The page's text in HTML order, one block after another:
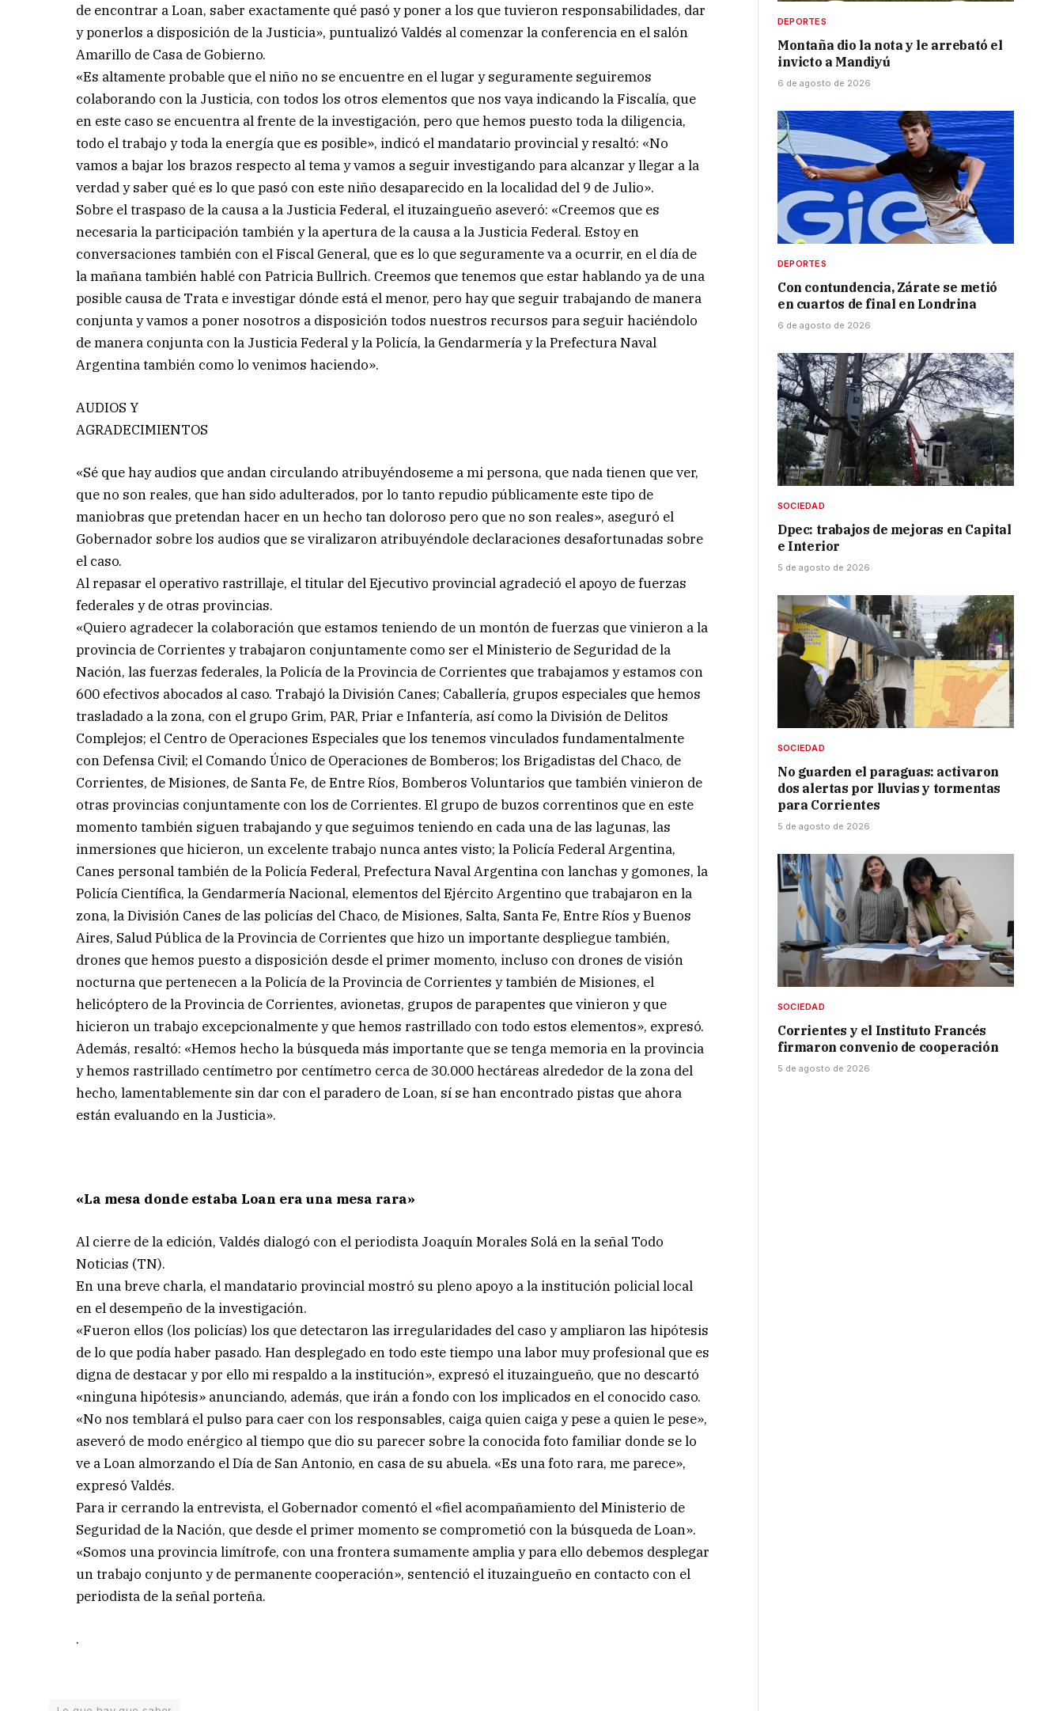
de encontrar a Loan, saber exactamente qué pasó y poner a los que tuvieron responsabilidades, dar
y ponerlos a disposición de la Justicia», puntualizó Valdés al comenzar la conferencia en el salón
Amarillo de Casa de Gobierno.
«Es altamente probable que el niño no se encuentre en el lugar y seguramente seguiremos
colaborando con la Justicia, con todos los otros elementos que nos vaya indicando la Fiscalía, que
en este caso se encuentra al frente de la investigación, pero que hemos puesto toda la diligencia,
todo el trabajo y toda la energía que es posible», indicó el mandatario provincial y resaltó: «No
vamos a bajar los brazos respecto al tema y vamos a seguir investigando para alcanzar y llegar a la
verdad y saber qué es lo que pasó con este niño desaparecido en la localidad del 9 de Julio».
Sobre el traspaso de la causa a la Justicia Federal, el ituzaingueño aseveró: «Creemos que es
necesaria la participación también y la apertura de la causa a la Justicia Federal. Estoy en
conversaciones también con el Fiscal General, que es lo que seguramente va a ocurrir, en el día de
la mañana también hablé con Patricia Bullrich. Creemos que tenemos que estar hablando ya de una
posible causa de Trata e investigar dónde está el menor, pero hay que seguir trabajando de manera
conjunta y vamos a poner nosotros a disposición todos nuestros recursos para seguir haciéndolo
de manera conjunta con la Justicia Federal y la Policía, la Gendarmería y la Prefectura Naval
Argentina también como lo venimos haciendo».
AUDIOS Y
AGRADECIMIENTOS
«Sé que hay audios que andan circulando atribuyéndoseme a mi persona, que nada tienen que ver,
que no son reales, que han sido adulterados, por lo tanto repudio públicamente este tipo de
maniobras que pretendan hacer en un hecho tan doloroso pero que no son reales», aseguró el
Gobernador sobre los audios que se viralizaron atribuyéndole declaraciones desafortunadas sobre
el caso.
Al repasar el operativo rastrillaje, el titular del Ejecutivo provincial agradeció el apoyo de fuerzas
federales y de otras provincias.
«Quiero agradecer la colaboración que estamos teniendo de un montón de fuerzas que vinieron a la
provincia de Corrientes y trabajaron conjuntamente como ser el Ministerio de Seguridad de la
Nación, las fuerzas federales, la Policía de la Provincia de Corrientes que trabajamos y estamos con
600 efectivos abocados al caso. Trabajó la División Canes; Caballería, grupos especiales que hemos
trasladado a la zona, con el grupo Grim, PAR, Priar e Infantería, así como la División de Delitos
Complejos; el Centro de Operaciones Especiales que los tenemos vinculados fundamentalmente
con Defensa Civil; el Comando Único de Operaciones de Bomberos; los Brigadistas del Chaco, de
Corrientes, de Misiones, de Santa Fe, de Entre Ríos, Bomberos Voluntarios que también vinieron de
otras provincias conjuntamente con los de Corrientes. El grupo de buzos correntinos que en este
momento también siguen trabajando y que seguimos teniendo en cada una de las lagunas, las
inmersiones que hicieron, un excelente trabajo nunca antes visto; la Policía Federal Argentina,
Canes personal también de la Policía Federal, Prefectura Naval Argentina con lanchas y gomones, la
Policía Científica, la Gendarmería Nacional, elementos del Ejército Argentino que trabajaron en la
zona, la División Canes de las policías del Chaco, de Misiones, Salta, Santa Fe, Entre Ríos y Buenos
Aires, Salud Pública de la Provincia de Corrientes que hizo un importante despliegue también,
drones que hemos puesto a disposición desde el primer momento, incluso con drones de visión
nocturna que pertenecen a la Policía de la Provincia de Corrientes y también de Misiones, el
helicóptero de la Provincia de Corrientes, avionetas, grupos de parapentes que vinieron y que
hicieron un trabajo excepcionalmente y que hemos rastrillado con todo estos elementos», expresó.
Además, resaltó: «Hemos hecho la búsqueda más importante que se tenga memoria en la provincia
y hemos rastrillado centímetro por centímetro cerca de 30.000 hectáreas alrededor de la zona del
hecho, lamentablemente sin dar con el paradero de Loan, sí se han encontrado pistas que ahora
están evaluando en la Justicia».
«La mesa donde estaba Loan era una mesa rara»
Al cierre de la edición, Valdés dialogó con el periodista Joaquín Morales Solá en la señal Todo
Noticias (TN).
En una breve charla, el mandatario provincial mostró su pleno apoyo a la institución policial local
en el desempeño de la investigación.
«Fueron ellos (los policías) los que detectaron las irregularidades del caso y ampliaron las hipótesis
de lo que podía haber pasado. Han desplegado en todo este tiempo una labor muy profesional que es
digna de destacar y por ello mi respaldo a la institución», expresó el ituzaingueño, que no descartó
«ninguna hipótesis» anunciando, además, que irán a fondo con los implicados en el conocido caso.
«No nos temblará el pulso para caer con los responsables, caiga quien caiga y pese a quien le pese»,
aseveró de modo enérgico al tiempo que dio su parecer sobre la conocida foto familiar donde se lo
ve a Loan almorzando el Día de San Antonio, en casa de su abuela. «Es una foto rara, me parece»,
expresó Valdés.
Para ir cerrando la entrevista, el Gobernador comentó el «fiel acompañamiento del Ministerio de
Seguridad de la Nación, que desde el primer momento se comprometió con la búsqueda de Loan».
«Somos una provincia limítrofe, con una frontera sumamente amplia y para ello debemos desplegar
un trabajo conjunto y de permanente cooperación», sentenció el ituzaingueño en contacto con el
periodista de la señal porteña.
.
DEPORTES
Montaña dio la nota y le arrebató el
invicto a Mandiyú
6 de agosto de 2026
DEPORTES
Con contundencia, Zárate se metió
en cuartos de final en Londrina
6 de agosto de 2026
SOCIEDAD
Dpec: trabajos de mejoras en Capital
e Interior
5 de agosto de 2026
SOCIEDAD
No guarden el paraguas: activaron
dos alertas por lluvias y tormentas
para Corrientes
5 de agosto de 2026
SOCIEDAD
Corrientes y el Instituto Francés
firmaron convenio de cooperación
5 de agosto de 2026